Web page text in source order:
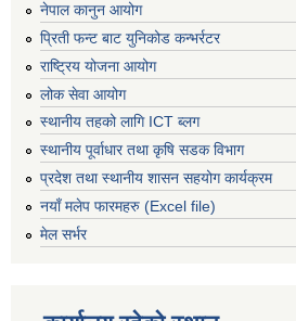
नेपाल कानुन आयोग
प्रिती फन्ट बाट युनिकोड कन्भर्रटर
राष्ट्रिय योजना आयोग
लोक सेवा आयोग
स्थानीय तहको लागि ICT ब्लग
स्थानीय पूर्वाधार तथा कृषि सडक विभाग
प्रदेश तथा स्थानीय शासन सहयोग कार्यक्रम
नयाँ मलेप फारमहरु (Excel file)
मेल सर्भर